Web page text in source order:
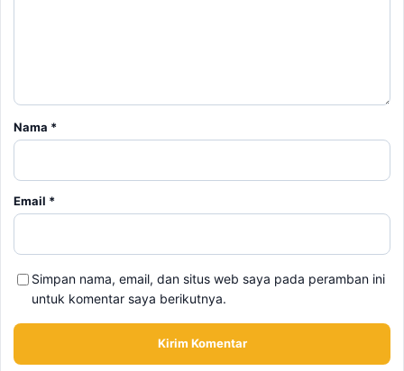
Simpan nama, email, dan situs web saya pada peramban ini
BERITA TERKAIT
EA Sports Rilis Kode Redeem FC Mobile dan Event